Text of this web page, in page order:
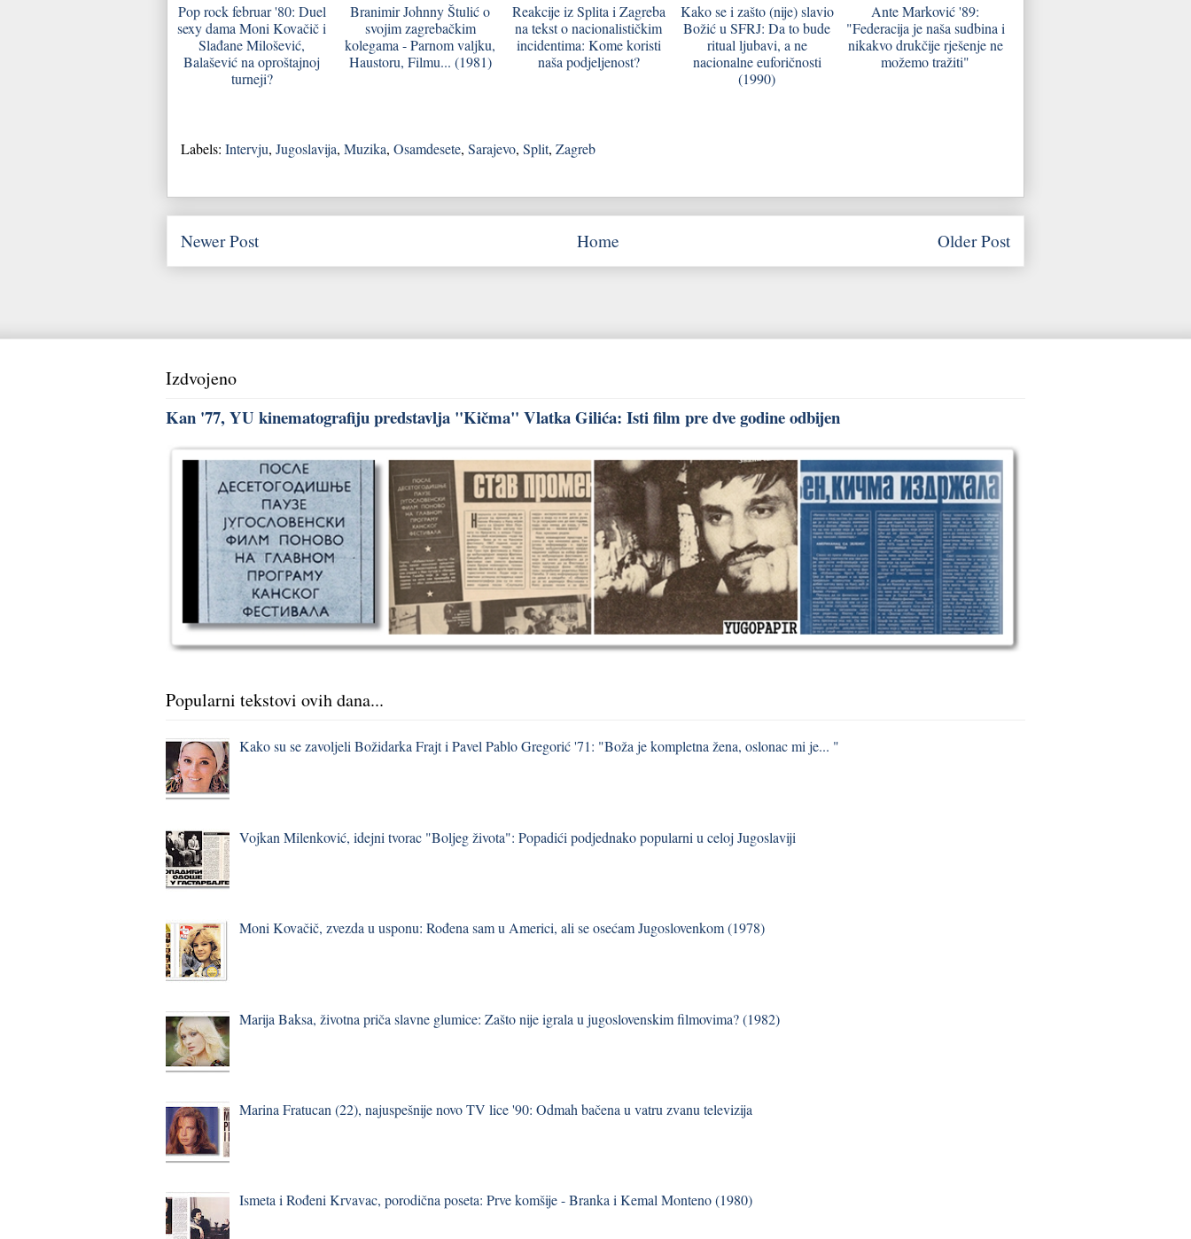
Pop rock februar '80: Duel
sexy dama Moni Kovačič i
Slađane Milošević,
Balašević na oproštajnoj
turneji?
Branimir Johnny Štulić o
svojim zagrebačkim
kolegama - Parnom valjku,
Haustoru, Filmu... (1981)
Reakcije iz Splita i Zagreba
na tekst o nacionalističkim
incidentima: Kome koristi
naša podjeljenost?
Kako se i zašto (nije) slavio
Božić u SFRJ: Da to bude
ritual ljubavi, a ne
nacionalne euforičnosti
(1990)
Ante Marković '89:
"Federacija je naša sudbina i
nikakvo drukčije rješenje ne
možemo tražiti"
Labels: Intervju, Jugoslavija, Muzika, Osamdesete, Sarajevo, Split, Zagreb
Newer Post Older Post
Home
Izdvojeno
Kan '77, YU kinematografiju predstavlja "Kičma" Vlatka Gilića: Isti film pre dve godine odbijen
Popularni tekstovi ovih dana...
Kako su se zavoljeli Božidarka Frajt i Pavel Pablo Gregorić '71: "Boža je kompletna žena, oslonac mi je... "
Vojkan Milenković, idejni tvorac "Boljeg života": Popadići podjednako popularni u celoj Jugoslaviji
Moni Kovačič, zvezda u usponu: Rođena sam u Americi, ali se osećam Jugoslovenkom (1978)
Marija Baksa, životna priča slavne glumice: Zašto nije igrala u jugoslovenskim filmovima? (1982)
Marina Fratucan (22), najuspešnije novo TV lice '90: Odmah bačena u vatru zvanu televizija
Ismeta i Rođeni Krvavac, porodična poseta: Prve komšije - Branka i Kemal Monteno (1980)